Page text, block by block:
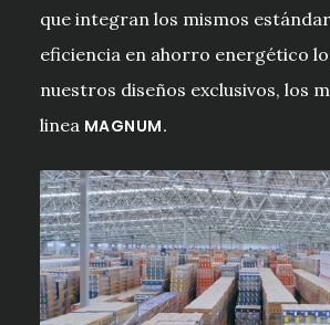
que integran los mismos
eficiencia en ahorro energético
nuestros diseños exclusivos, los
linea MAGNUM.